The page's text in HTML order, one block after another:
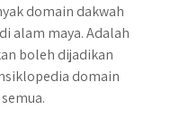
domain dakwah
alam maya. Adalah
boleh dijadikan
domain